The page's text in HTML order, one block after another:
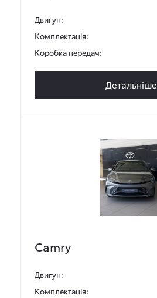
Двигун:
Комплектація:
Коробка передач:
Детальніше
Camry
Двигун:
Комплектація: